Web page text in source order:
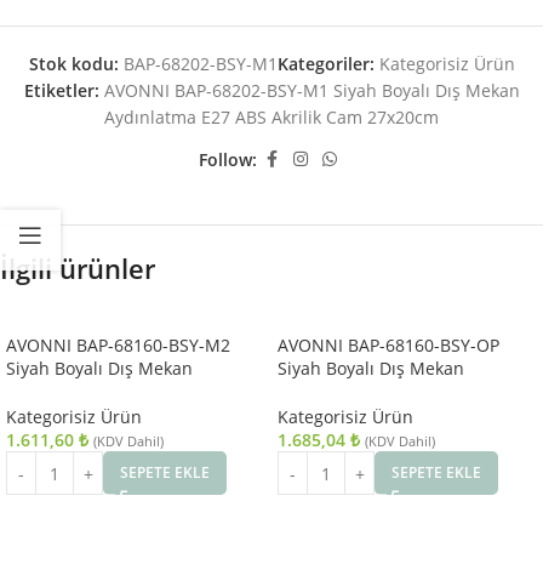
Stok kodu: BAP-68202-BSY-M1 Kategoriler: Kategorisiz Ürün
Etiketler: AVONNI BAP-68202-BSY-M1 Siyah Boyalı Dış Mekan
Aydınlatma E27 ABS Akrilik Cam 27x20cm
Follow:
İlgili ürünler
AVONNI BAP-68160-BSY-M2
Siyah Boyalı Dış Mekan
30x25cm
Kategorisiz Ürün
1.611,60 ₺ (KDV Dahil)
SEPETE EKLE
AVONNI BAP-68160-BSY-OP
Siyah Boyalı Dış Mekan
Cam 35x25cm
Kategorisiz Ürün
1.685,04 ₺ (KDV Dahil)
SEPETE EKLE